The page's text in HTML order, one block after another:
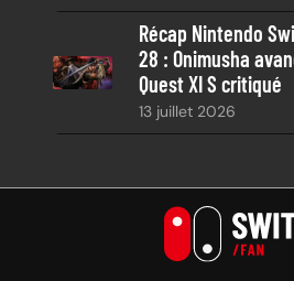
Récap Nintendo
28 : Onimusha
Quest XI S critiqué
13 juillet 2026